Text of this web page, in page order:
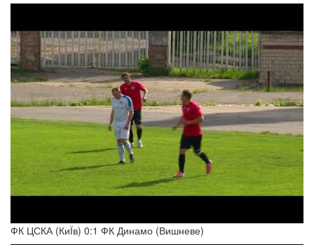
ФК ЦСКА (КиЇв) 0:1 ФК Динамо (Вишневе)